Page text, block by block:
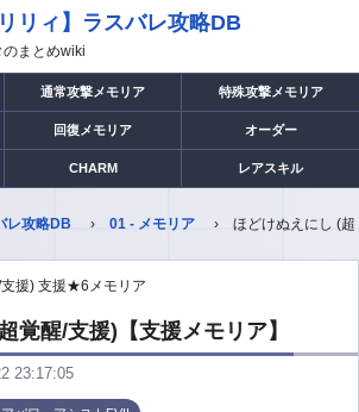
リィ】ラスバレ攻略DB
まとめwiki
通常攻撃メモリア 特殊攻撃メモリア
回復メモリア オーダー
CHARM レアスキル
レ攻略DB 01 - メモリア ほどけぬえにし (
覚醒/支援)【支援メモリア】
23:17:05